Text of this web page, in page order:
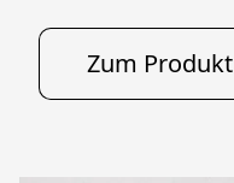
Zum Produkt